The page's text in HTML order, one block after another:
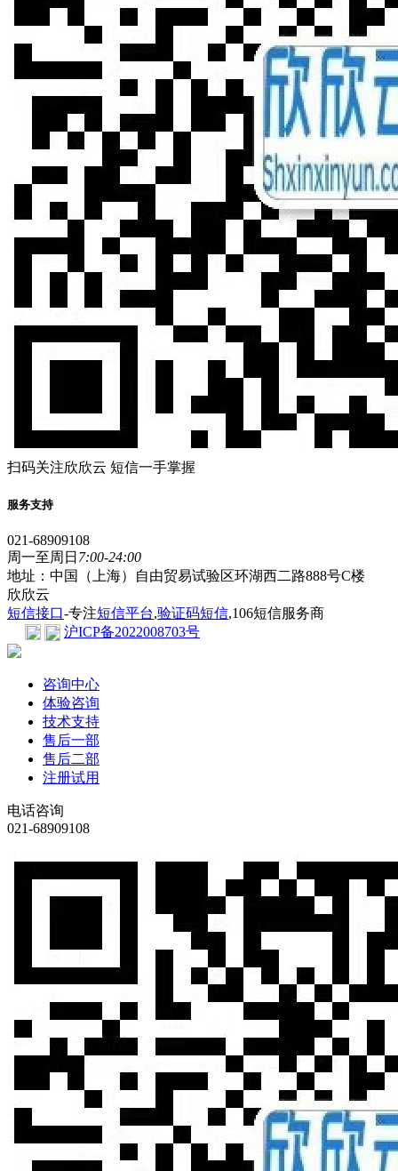
扫码关注欣欣云 短信一手掌握
服务支持
021-68909108
周一至周日 7:00-24:00
地址：中国（上海）自由贸易试验区环湖西二路888号C楼
欣欣云
短信接口-专注短信平台,验证码短信,106短信服务商
沪ICP备2022008703号
咨询中心
体验咨询
技术支持
售后一部
售后二部
注册试用
电话咨询
021-68909108